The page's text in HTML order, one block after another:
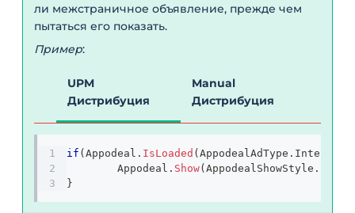
ли межстраничное объявление, прежде чем
пытаться его показать.
Пример:
UPM
Дистрибуция
Manual
Дистрибуция
if (Appodeal . IsLoaded (AppodealAdType .
	Appodeal
. Show(AppodealShowStyle .
}